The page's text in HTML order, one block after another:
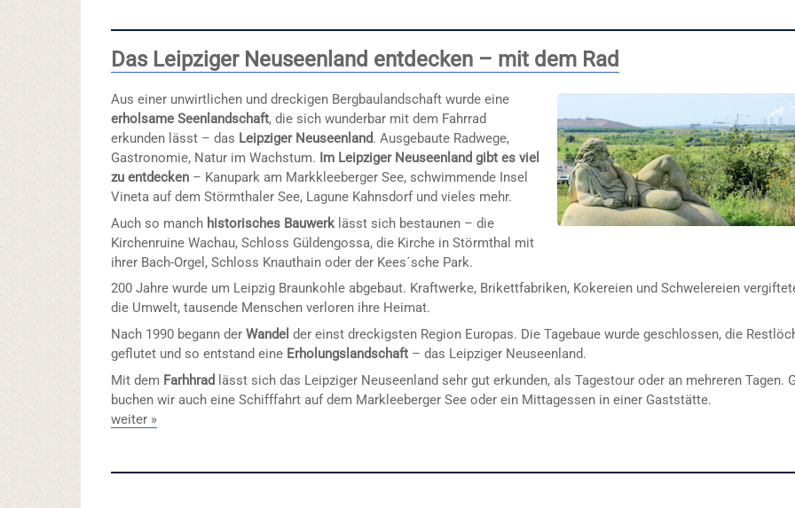
Das Leipziger Neuseenland entdecken – mit dem Rad
Aus einer unwirtlichen und dreckigen Bergbaulandschaft wurde eine
erholsame Seenlandschaft, die sich wunderbar mit dem Fahrrad
erkunden lässt – das Leipziger Neuseenland. Ausgebaute Radwege,
Gastronomie, Natur im Wachstum. Im Leipziger Neuseenland gibt es viel
zu entdecken – Kanupark am Markkleeberger See, schwimmende Insel
Vineta auf dem Störmthaler See, Lagune Kahnsdorf und vieles mehr.
Auch so manch historisches Bauwerklässt sich bestaunen – die
Kirchenruine Wachau, Schloss Güldengossa, die Kirche in Störmthal mit
ihrer Bach-Orgel, Schloss Knauthain oder der Kees´sche Park.
200 Jahre wurde um Leipzig Braunkohle abgebaut. Kraftwerke, Brikettfabriken, Kokereien und Schwelereien
die Umwelt, tausende Menschen verloren ihre Heimat.
Nach 1990 begann derWandel der einst dreckigsten Region Europas. Die Tagebaue wurde geschlossen, die
geflutet und so entstand eine Erholungslandschaft – das Leipziger Neuseenland.
Mit dem Farhhrad
lässt sich das Leipziger Neuseenland sehr gut erkunden, als Tagestour oder an mehreren Tagen.
buchen wir auch eine Schifffahrt auf dem Markleeberger See oder ein Mittagessen in einer Gaststätte.
weiter »